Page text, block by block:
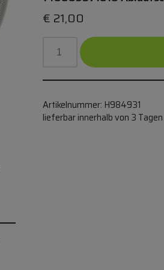
€ 21,00
Artikelnummer: H984931
lieferbar innerhalb von 3 Tagen